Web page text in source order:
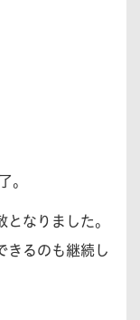
。
なりました。
きるのも継続し